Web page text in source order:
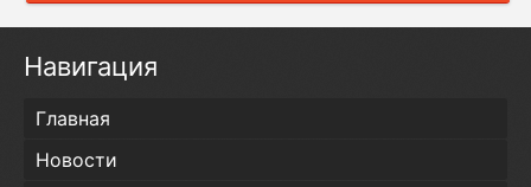
Навигация
Главная
Новости